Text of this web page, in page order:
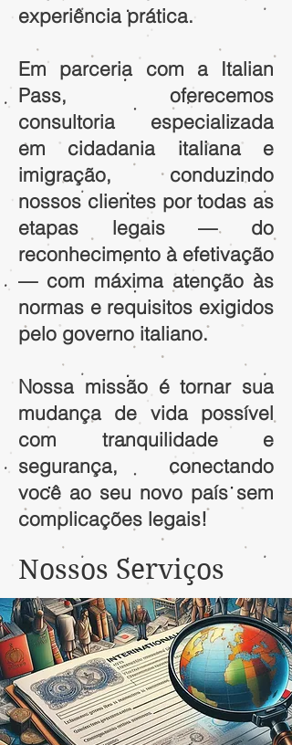
experiência prática.
Em parceria com a Italian
Pass, oferecemos
consultoria especializada
em cidadania italiana e
imigração, conduzindo
nossos clientes por todas as
etapas legais — do
reconhecimento à efetivação
— com máxima atenção às
normas e requisitos exigidos
pelo governo italiano.
Nossa missão é tornar sua
mudança de vida possível
com tranquilidade e
segurança, conectando
você ao seu novo país sem
complicações legais!
Nossos Serviços